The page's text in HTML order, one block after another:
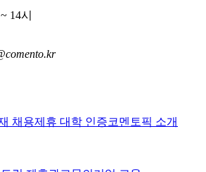
14시
채용제휴 대학 인증코멘토픽 소개